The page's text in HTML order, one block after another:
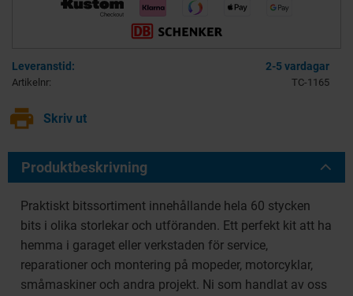
2-5 vardagar
Artikelnr TC-1165
print Skriv ut
Produktbeskrivning
Praktiskt bitssortiment innehållande hela 60 stycken
bits i olika storlekar och utföranden. Ett perfekt kit att ha
hemma i garaget eller verkstaden för service,
reparationer och montering på mopeder, motorcyklar,
småmaskiner och andra projekt. Ni som handlat av oss